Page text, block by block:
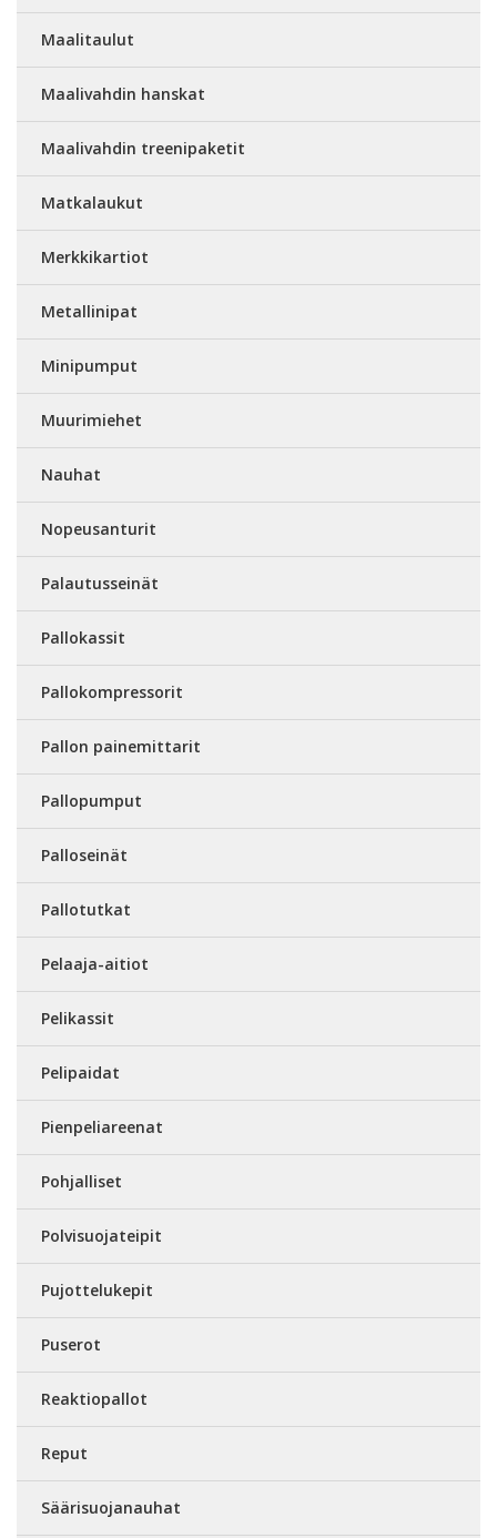
Maalitaulut
Maalivahdin hanskat
Maalivahdin treenipaketit
Matkalaukut
Merkkikartiot
Metallinipat
Minipumput
Muurimiehet
Nauhat
Nopeusanturit
Palautusseinät
Pallokassit
Pallokompressorit
Pallon painemittarit
Pallopumput
Palloseinät
Pallotutkat
Pelaaja-aitiot
Pelikassit
Pelipaidat
Pienpeliareenat
Pohjalliset
Polvisuojateipit
Pujottelukepit
Puserot
Reaktiopallot
Reput
Säärisuojanauhat